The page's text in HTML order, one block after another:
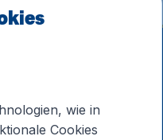
Webseiten
wie in
Cookies